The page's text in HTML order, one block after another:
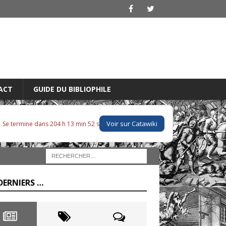
GUIDE DU BIBLIOPHILE
Se termine dans 204 h 13 min 51 s Voir sur Catawiki
…